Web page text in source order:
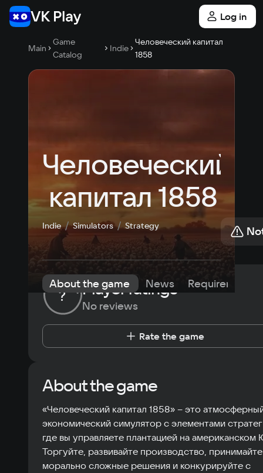
Log in
Main
Game
Catalog
Indie
Человеческий капитал
1858
Человеческий
капитал 1858
Indie Simulators Strategy
About the game News Requirements
? Player ratings
No reviews
Rate the game
About the game
«Человеческий капитал 1858» – это
экономический симулятор с элементами
где вы управляете плантацией на американском
Торгуйте, развивайте производство, принимайте
морально сложные решения и конкурируйте с